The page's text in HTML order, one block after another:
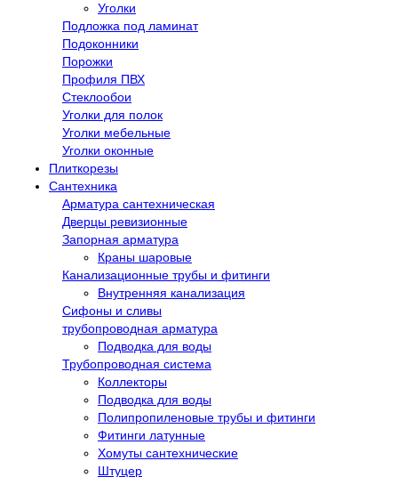
Уголки
Подложка под ламинат
Подоконники
Порожки
Профиля ПВХ
Стеклообои
Уголки для полок
Уголки мебельные
Уголки оконные
Плиткорезы
Сантехника
Арматура сантехническая
Дверцы ревизионные
Запорная арматура
Краны шаровые
Канализационные трубы и фитинги
Внутренняя канализация
Сифоны и сливы
трубопроводная арматура
Подводка для воды
Трубопроводная система
Коллекторы
Подводка для воды
Полипропиленовые трубы и фитинги
Фитинги латунные
Хомуты сантехнические
Штуцер